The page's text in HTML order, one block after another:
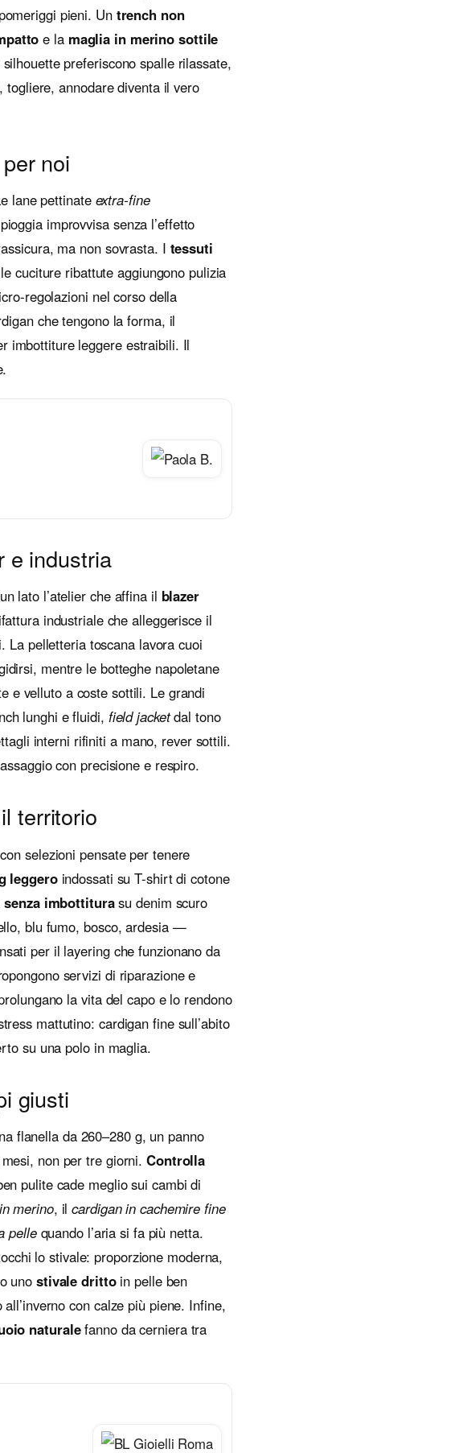
pieni. Un trench non
e la maglia in merino sottile
preferiscono spalle rilassate,
annodare diventa il vero
noi
lane pettinate extra-fine
improvvisa senza l’effetto
ma non sovrasta. I tessuti
cuciture ribattute aggiungono pulizia
regolazioni nel corso della
che tengono la forma, il
imbottiture leggere estraibili. Il
e industria
lato l’atelier che affina il blazer
industriale che alleggerisce il
pelletteria toscana lavora cuoi
mentre le botteghe napoletane
e velluto a coste sottili. Le grandi
lunghi e fluidi, field jacketdal tono
interni rifiniti a mano, rever sottili.
con precisione e respiro.
territorio
selezioni pensate per tenere
leggeroindossati su T-shirt di cotone
senza imbottiturasu denim scuro
blu fumo, bosco, ardesia —
per il layering che funzionano da
servizi di riparazione e
la vita del capo e lo rendono
mattutino: cardigan fine sull’abito
su una polo in maglia.
giusti
flanella da 260–280 g, un panno
non per tre giorni.Controlla
pulite cade meglio sui cambi di
merino, ilcardigan in cachemire fine
pellequando l’aria si fa più netta.
lo stivale: proporzione moderna,
uno stivale drittoin pelle ben
con calze più piene. Infine,
naturalefanno da cerniera tra